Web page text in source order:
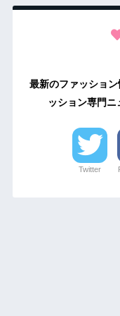
最新のファッショ
ッション専門
Twitter